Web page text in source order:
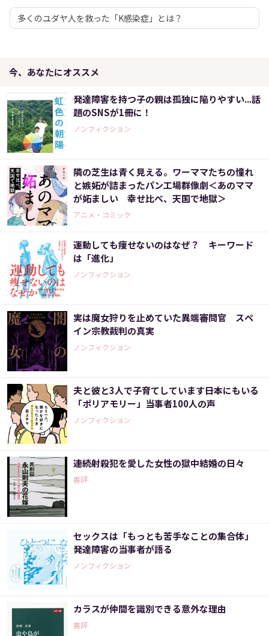
多くのユダヤ人を救った「K感染症」とは？
今、あなたにオススメ
発達障害を持つ子の親は孤独に陥りやすい...話
題のSNSが1冊に！
ノンフィクション
隣の芝生は青く見える。ワーママたちの憧れ
と嫉妬が詰まったパン工場群像劇＜あのママ
が妬ましい 幸せ比べ、天国で地獄＞
アニメ・コミック
運動しても痩せないのはなぜ？ キーワード
は「進化」
ノンフィクション
実は魔女狩りを止めていた異端審問官 スペ
イン宗教裁判の真実
ノンフィクション
夫と彼と3人で子育てしています――日本にもいる
「ポリアモリー」当事者100人の声
ノンフィクション
連続射殺犯を愛した女性の獄中結婚の日々
書評
セックスは「もっとも苦手なことの集合体」
発達障害の当事者が語る
ノンフィクション
カラスが仲間を識別できる意外な理由
書評